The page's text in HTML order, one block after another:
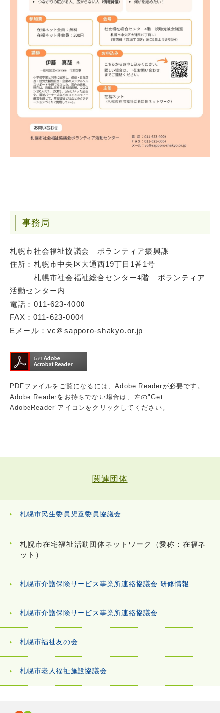
事務局
札幌市社会福祉協議会 ボランティア振興課
住所：札幌市中央区大通西19丁目1番1号
札幌市社会福祉総合センター4階 ボランティア
活動センター内
電話：011-623-4000
FAX：011-623-0004
Eメール：vc＠sapporo-shakyo.or.jp
PDFファイルをご覧になるには、Adobe Readerが必要です。
Adobe Readerをお持ちでない場合は、左の"Get
AdobeReader"アイコンをクリックしてください。
関連団体
札幌市民生委員児童委員協議会
札幌市在宅福祉活動団体ネットワーク（愛称：在福ネ
ット）
札幌市介護保険サービス事業所連絡協議会 研修情報
札幌市介護保険サービス事業所連絡協議会
札幌市福祉友の会
札幌市老人福祉施設協議会